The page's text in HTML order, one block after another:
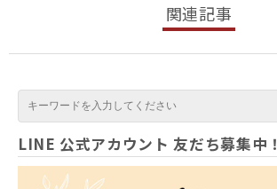
関連記事
LINE 公式アカウント 友だち募集中！